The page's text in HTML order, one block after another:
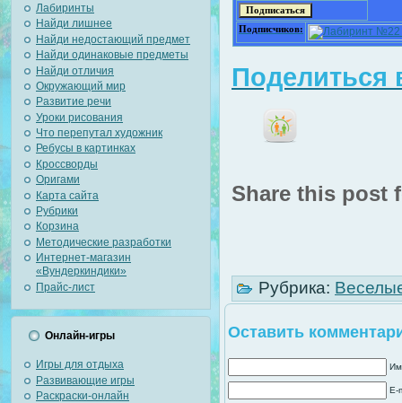
Лабиринты
Найди лишнее
Найди недостающий предмет
Найди одинаковые предметы
Найди отличия
Окружающий мир
Развитие речи
Уроки рисования
Что перепутал художник
Ребусы в картинках
Кроссворды
Оригами
Карта сайта
Рубрики
Корзина
Методические разработки
Интернет-магазин
«Вундеркиндики»
Прайс-лист
Онлайн-игры
Игры для отдыха
Развивающие игры
Раскраски-онлайн
Подписчиков:
Поделиться
Share this post
Рубрика:
Оставить
E-